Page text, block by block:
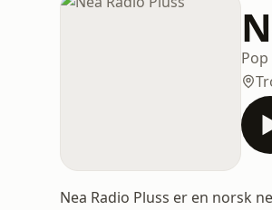
Pop
Nea Radio Pluss er en norsk